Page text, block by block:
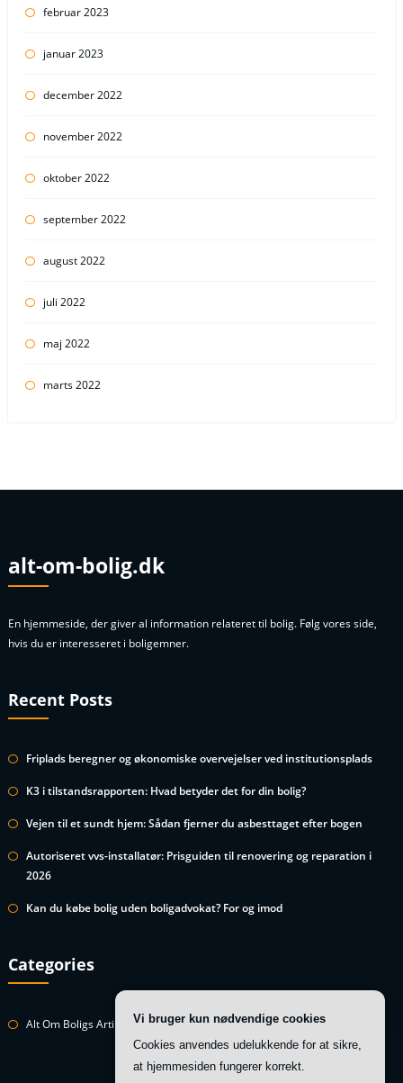
februar 2023
januar 2023
december 2022
november 2022
oktober 2022
september 2022
august 2022
juli 2022
maj 2022
marts 2022
alt-om-bolig.dk
En hjemmeside, der giver al information relateret til bolig. Følg vores side,
hvis du er interesseret i boligemner.
Recent Posts
Friplads beregner og økonomiske overvejelser ved institutionsplads
K3 i tilstandsrapporten: Hvad betyder det for din bolig?
Vejen til et sundt hjem: Sådan fjerner du asbesttaget efter bogen
Autoriseret vvs-installatør: Prisguiden til renovering og reparation i
2026
Kan du købe bolig uden boligadvokat? For og imod
Categories
Alt Om Boligs Artikler Vi bruger kun nødvendige cookies
Cookies anvendes udelukkende for at sikre,
at hjemmesiden fungerer korrekt.